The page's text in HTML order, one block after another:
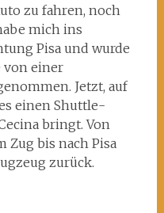
zu fahren, noch
mich ins
Pisa und wurde
von einer
Jetzt, auf
einen Shuttle-
bringt. Von
Zug bis nach Pisa
zurück.